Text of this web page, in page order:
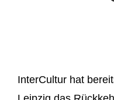
InterCultur hat